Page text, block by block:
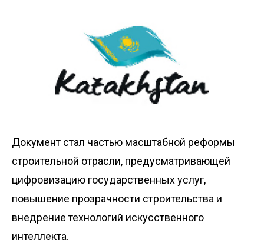
Документ стал частью масштабной реформы
строительной отрасли, предусматривающей
цифровизацию государственных услуг,
повышение прозрачности строительства и
внедрение технологий искусственного
интеллекта.